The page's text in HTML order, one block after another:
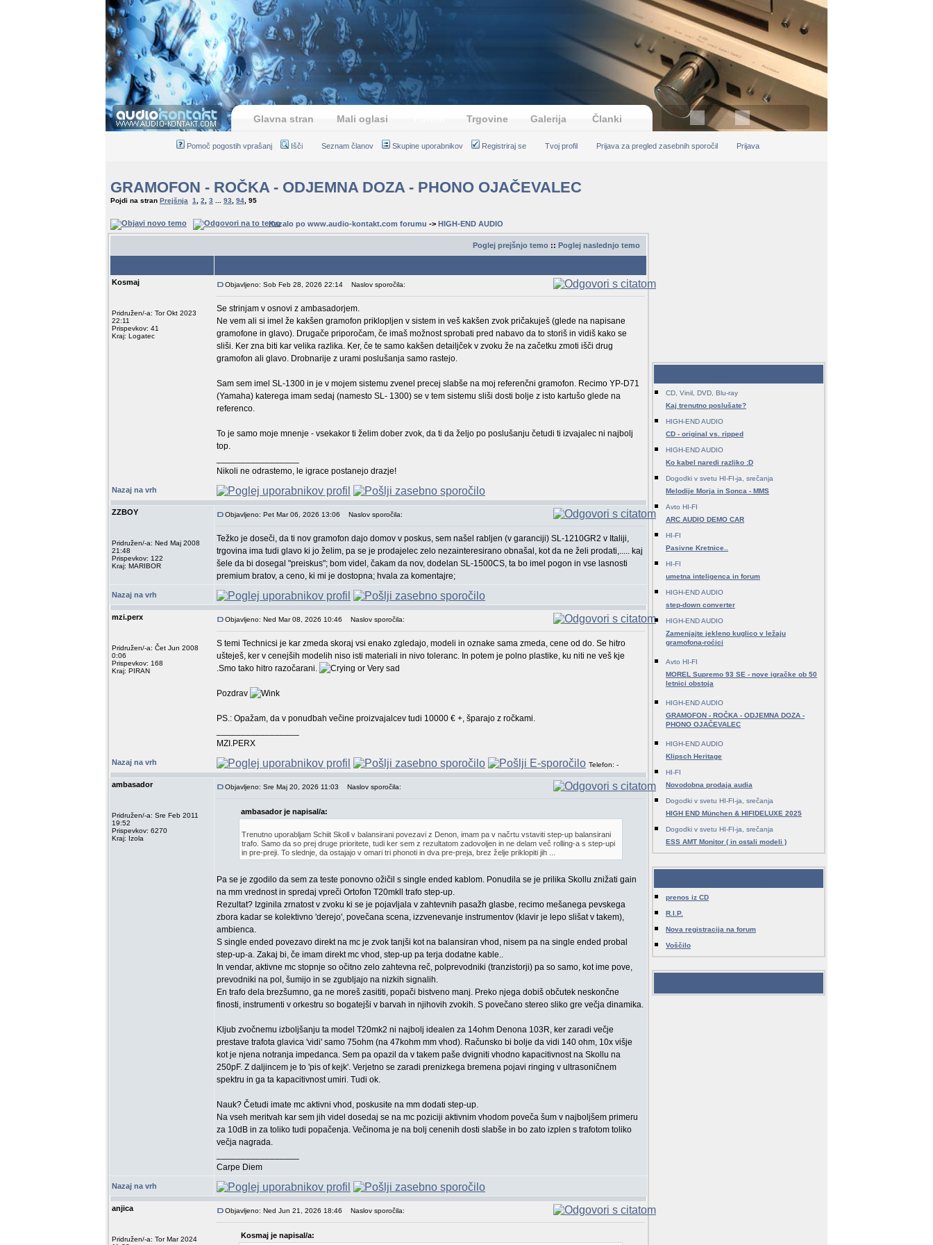
Glavna stran Mali oglasi Trgovine Galerija Članki
Pomoč pogostih vprašanj Išči Seznam članov Skupine uporabnikov Registriraj se Tvoj profil Prijava za pregled zasebnih sporočil Prijava
GRAMOFON - ROČKA - ODJEMNA DOZA - PHONO OJAČEVALEC
Pojdi na stran Prejšnja 1 2 3 93 94 95
Kazalo po www.audio-kontakt.com forumu -> HIGH-END AUDIO
Poglej prejšnjo temo :: Poglej naslednjo temo
Kosmaj
Pridružen/-a: Tor Okt 2023
22:11
Prispevkov: 41
Kraj: Logatec
Objavljeno: Sob Feb 28, 2026 22:14 Naslov sporočila:
Se strinjam v osnovi z ambasadorjem.
Ne vem ali si imel že kakšen gramofon priklopljen v sistem in veš kakšen zvok pričakuješ (glede na napisane
gramofone in glavo). Drugače priporočam, če imaš možnost sprobati pred nabavo da to storiš in vidiš kako se
sliši. Ker zna biti kar velika razlika. Ker, če te samo kakšen detailjček v zvoku že na začetku zmoti išči drug
gramofon ali glavo. Drobnarije z urami poslušanja samo rastejo.
Sam sem imel SL-1300 in je v mojem sistemu zvenel precej slabše na moj referenčni gramofon. Recimo YP-D71
(Yamaha) katerega imam sedaj (namesto SL- 1300) se v tem sistemu sliši dosti bolje z isto kartušo glede na
referenco.
To je samo moje mnenje - vsekakor ti želim dober zvok, da ti da željo po poslušanju četudi ti izvajalec ni najbolj
top.
Nikoli ne odrastemo, le igrace postanejo drazje!
Nazaj na vrh
ZZBOY
Pridružen/-a: Ned Maj 2008
21:48
Prispevkov: 122
Kraj: MARIBOR
Objavljeno: Pet Mar 06, 2026 13:06 Naslov sporočila:
Težko je doseči, da ti nov gramofon dajo domov v poskus, sem našel rabljen (v garanciji) SL-1210GR2 v Italiji,
trgovina ima tudi glavo ki jo želim, pa se je prodajelec zelo nezainteresirano obnašal, kot da ne želi prodati,..... kaj
šele da bi dosegal "preiskus"; bom videl, čakam da nov, dodelan SL-1500CS, ta bo imel pogon in vse lasnosti
premium bratov, a ceno, ki mi je dostopna; hvala za komentajre;
Nazaj na vrh
mzi.perx
Pridružen/-a: Čet Jun 2008
0:06
Prispevkov: 168
Kraj: PIRAN
Objavljeno: Ned Mar 08, 2026 10:46 Naslov sporočila:
S temi Technicsi je kar zmeda skoraj vsi enako zgledajo, modeli in oznake sama zmeda, cene od do. Se hitro
ušteješ, ker v cenejših modelih niso isti materiali in nivo toleranc. In potem je polno plastike, ku niti ne veš kje
.Smo tako hitro razočarani.
Pozdrav
PS.: Opažam, da v ponudbah večine proizvajalcev tudi 10000 € +, šparajo z ročkami.
MZI.PERX
Nazaj na vrh Telefon: -
ambasador
Pridružen/-a: Sre Feb 2011
19:52
Prispevkov: 6270
Kraj: Izola
Objavljeno: Sre Maj 20, 2026 11:03 Naslov sporočila:
ambasador je napisal/a:
Trenutno uporabljam Schiit Skoll v balansirani povezavi z Denon, imam pa v načrtu vstaviti step-up balansirani
trafo. Samo da so prej druge prioritete, tudi ker sem z rezultatom zadovoljen in ne delam več rolling-a s step-upi
in pre-preji. To slednje, da ostajajo v omari tri phonoti in dva pre-preja, brez želje priklopiti jih ...
Pa se je zgodilo da sem za teste ponovno ožičil s single ended kablom. Ponudila se je prilika Skollu znižati gain
na mm vrednost in spredaj vpreči Ortofon T20mkll trafo step-up.
Rezultat? Izginila zrnatost v zvoku ki se je pojavljala v zahtevnih pasažh glasbe, recimo mešanega pevskega
zbora kadar se kolektivno 'derejo', povečana scena, izzvenevanje instrumentov (klavir je lepo slišat v takem),
ambienca.
S single ended povezavo direkt na mc je zvok tanjši kot na balansiran vhod, nisem pa na single ended probal
step-up-a. Zakaj bi, če imam direkt mc vhod, step-up pa terja dodatne kable..
In vendar, aktivne mc stopnje so očitno zelo zahtevna reč, polprevodniki (tranzistorji) pa so samo, kot ime pove,
prevodniki na pol, šumijo in se zgubljajo na nizkih signalih.
En trafo dela brezšumno, ga ne moreš zasititi, popači bistveno manj. Preko njega dobiš občutek neskončne
finosti, instrumenti v orkestru so bogatejši v barvah in njihovih zvokih. S povečano stereo sliko gre večja dinamika.
Kljub zvočnemu izboljšanju ta model T20mk2 ni najbolj idealen za 14ohm Denona 103R, ker zaradi večje
prestave trafota glavica 'vidi' samo 75ohm (na 47kohm mm vhod). Računsko bi bolje da vidi 140 ohm, 10x višje
kot je njena notranja impedanca. Sem pa opazil da v takem paše dvigniti vhodno kapacitivnost na Skollu na
250pF. Z daljincem je to 'pis of kejk'. Verjetno se zaradi prenizkega bremena pojavi ringing v ultrasoničnem
spektru in ga ta kapacitivnost umiri. Tudi ok.
Nauk? Četudi imate mc aktivni vhod, poskusite na mm dodati step-up.
Na vseh meritvah kar sem jih videl dosedaj se na mc poziciji aktivnim vhodom poveča šum v najboljšem primeru
za 10dB in za toliko tudi popačenja. Večinoma je na bolj cenenih dosti slabše in bo zato izplen s trafotom toliko
večja nagrada.
Carpe Diem
Nazaj na vrh
anjica
Pridružen/-a: Tor Mar 2024
Objavljeno: Ned Jun 21, 2026 18:46 Naslov sporočila:
Kosmaj je napisal/a:
CD, Vinil, DVD, Blu-ray
Kaj trenutno poslušate?
HIGH-END AUDIO
CD - original vs. ripped
HIGH-END AUDIO
Ko kabel naredi razliko :D
Dogodki v svetu HI-FI-ja, srečanja
Melodije Morja in Sonca - MMS
Avto HI-FI
ARC AUDIO DEMO CAR
HI-FI
Pasivne Kretnice..
HI-FI
umetna inteligenca in forum
HIGH-END AUDIO
step-down converter
HIGH-END AUDIO
Zamenjajte jekleno kuglico v ležaju
gramofona-roćici
Avto HI-FI
MOREL Supremo 93 SE - nove igračke ob 50
letnici obstoja
HIGH-END AUDIO
GRAMOFON - ROČKA - ODJEMNA DOZA -
PHONO OJAČEVALEC
HIGH-END AUDIO
Klipsch Heritage
HI-FI
Novodobna prodaja audia
Dogodki v svetu HI-FI-ja, srečanja
HIGH END München & HIFIDELUXE 2025
Dogodki v svetu HI-FI-ja, srečanja
ESS AMT Monitor ( in ostali modeli )
prenos iz CD
R.I.P.
Nova registracija na forum
Voščilo